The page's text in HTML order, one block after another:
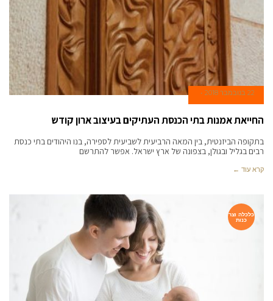
22 בנובמבר 2018
החייאת אמנות בתי הכנסת העתיקים בעיצוב ארון קודש
בתקופה הביזנטית, בין המאה הרביעית לשביעית לספירה, בנו היהודים בתי כנסת
רבים בגליל ובגולן, בצפונה של ארץ ישראל. אפשר להתרשם
קרא עוד ←
כלכלה וצר
כנות